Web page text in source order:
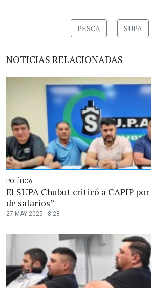
PESCA SUPA
NOTICIAS RELACIONADAS
POLÍTICA
El SUPA Chubut criticó a CAPIP
de salarios”
27 MAY 2025 - 8:28